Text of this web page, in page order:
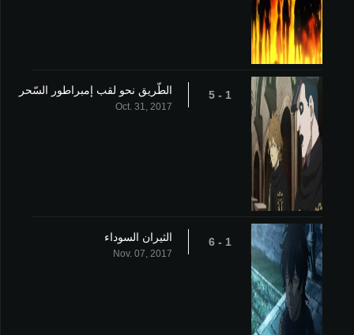
1 - 5 الطّريق نحو لقب إمبراطور السّحر
Oct. 31, 2017
1 - 6 الثيران السوداء
Nov. 07, 2017